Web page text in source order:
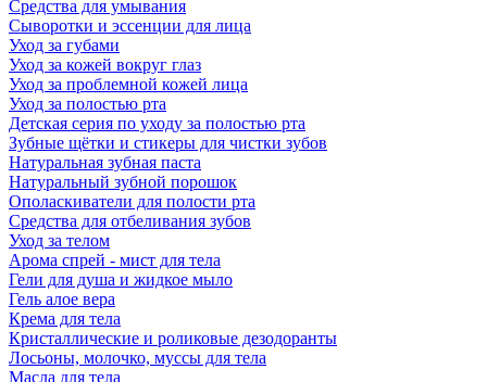
Средства для умывания
Сыворотки и эссенции для лица
Уход за губами
Уход за кожей вокруг глаз
Уход за проблемной кожей лица
Уход за полостью рта
Детская серия по уходу за полостью рта
Зубные щётки и стикеры для чистки зубов
Натуральная зубная паста
Натуральный зубной порошок
Ополаскиватели для полости рта
Средства для отбеливания зубов
Уход за телом
Арома спрей - мист для тела
Гели для душа и жидкое мыло
Гель алое вера
Крема для тела
Кристаллические и роликовые дезодоранты
Лосьоны, молочко, муссы для тела
Масла для тела